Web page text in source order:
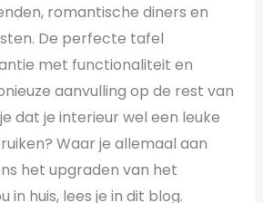
romantische diners en
De perfecte tafel
met functionaliteit en
aanvulling op de rest van
dat je interieur wel een leuke
Waar je allemaal aan
het upgraden van het
in huis, lees je in dit blog.